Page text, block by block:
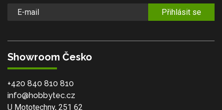
Přihlásit se
Showroom Česko
+420 840 810 810
info@hobbytec.cz
U Mototechny, 251 62